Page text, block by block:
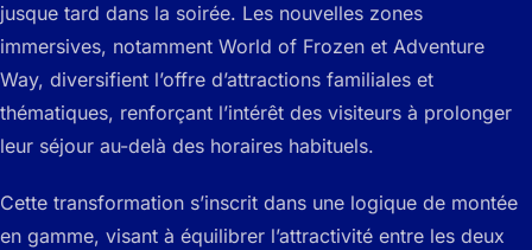
jusque tard dans la soirée. Les nouvelles zones
immersives, notamment World of Frozen et Adventure
Way, diversifient l’offre d’attractions familiales et
thématiques, renforçant l’intérêt des visiteurs à prolonger
leur séjour au-delà des horaires habituels.
Cette transformation s’inscrit dans une logique de montée
en gamme, visant à équilibrer l’attractivité entre les deux